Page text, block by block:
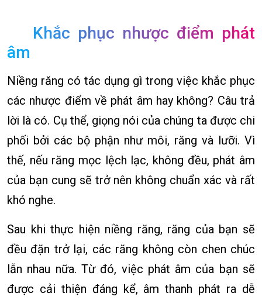
Khắc phục nhược điểm phát
âm
Niềng răng có tác dụng gì trong việc khắc phục
các nhược điểm về phát âm hay không? Câu trả
lời là có. Cụ thể, giọng nói của chúng ta được chi
phối bởi các bộ phận như môi, răng và lưỡi. Vì
thế, nếu răng mọc lệch lạc, không đều, phát âm
của bạn cung sẽ trở nên không chuẩn xác và rất
khó nghe.
Sau khi thực hiện niềng răng, răng của bạn sẽ
đều đặn trở lại, các răng không còn chen chúc
lẫn nhau nữa. Từ đó, việc phát âm của bạn sẽ
được cải thiện đáng kể, âm thanh phát ra dễ